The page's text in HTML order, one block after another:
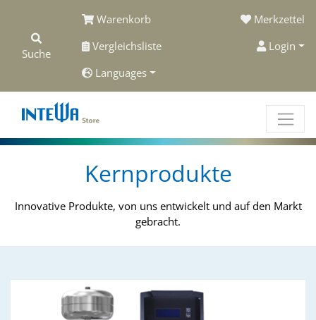
Suche
Warenkorb
Merkzettel
Vergleichsliste
Login
Languages
Kernprodukte
Innovative Produkte, von uns entwickelt und auf den Markt
gebracht.